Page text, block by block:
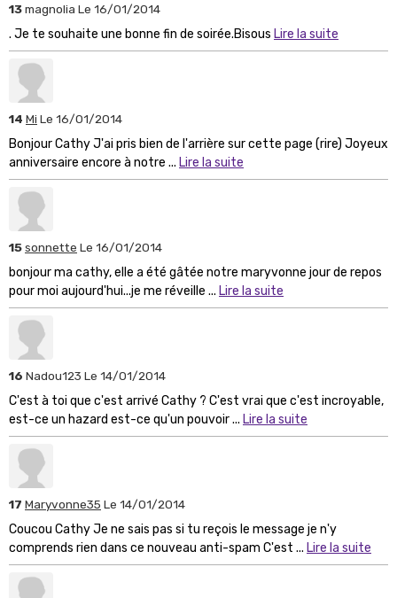
13magnolia Le 16/01/2014
. Je te souhaite une bonne fin de soirée.Bisous Lire la suite
14 Mi Le 16/01/2014
Bonjour Cathy J'ai pris bien de l'arrière sur cette page (rire) Joyeux
anniversaire encore à notre ... Lire la suite
15sonnette Le 16/01/2014
bonjour ma cathy, elle a été gâtée notre maryvonne jour de repos
pour moi aujourd'hui...je me réveille ... Lire la suite
16 Nadou123 Le 14/01/2014
C'est à toi que c'est arrivé Cathy ? C'est vrai que c'est incroyable,
est-ce un hazard est-ce qu'un pouvoir ... Lire la suite
17 Maryvonne35 Le 14/01/2014
Coucou Cathy Je ne sais pas si tu reçois le message je n'y
comprends rien dans ce nouveau anti-spam C'est ... Lire la suite